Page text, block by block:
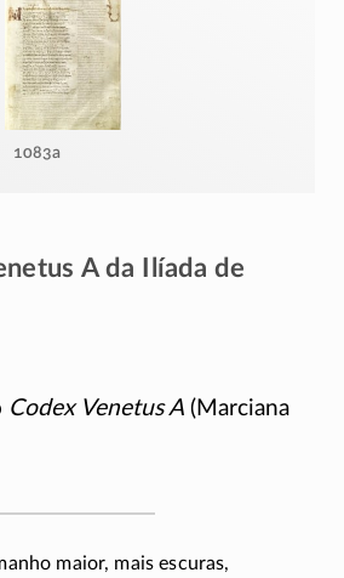
1083a
A da Ilíada de
Codex Venetus A (Marciana
maior, mais escuras,